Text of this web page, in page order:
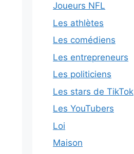
Joueurs NFL
Les athlètes
Les comédiens
Les entrepreneurs
Les politiciens
Les stars de TikTok
Les YouTubers
Loi
Maison